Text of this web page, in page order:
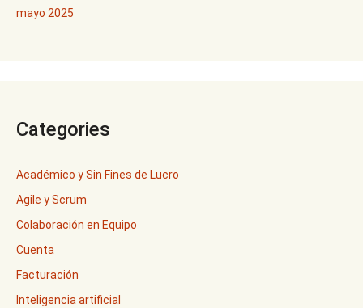
mayo 2025
Categories
Académico y Sin Fines de Lucro
Agile y Scrum
Colaboración en Equipo
Cuenta
Facturación
Inteligencia artificial